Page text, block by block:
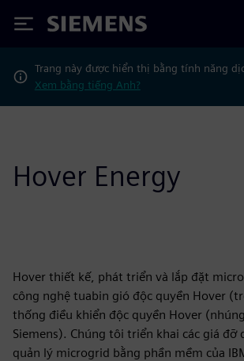
Siemens
Trang này được hiển thị bằng tính năng
Xem bằng tiếng Anh?
Hover Energy
Hover thiết kế, phát triển và lắp đặt
công nghệ tuabin gió độc quyền Hover
thống điều khiển độc quyền Hover
Siemens). Chúng tôi triển khai các giá đỡ
quản lý microgrid bằng phần mềm của